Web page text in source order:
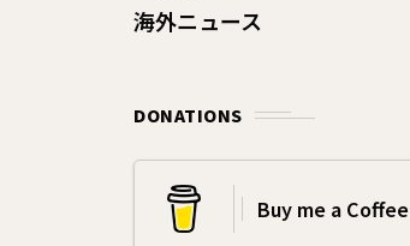
海外ニュース
DONATIONS
Buy me a Coffee